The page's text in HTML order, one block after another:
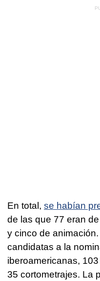
En total, se habían
de las que 77 eran
y cinco de
candidatas a la
iberoamericanas,
35 cortometrajes. La